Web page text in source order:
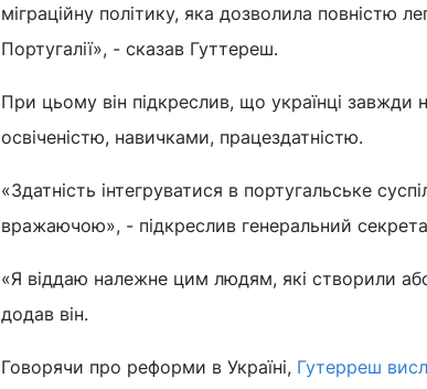
міграційну політику, яка дозволила повністю
Португалії», - сказав Гуттереш.
При цьому він підкреслив, що українці
освіченістю, навичками, працездатністю.
«Здатність інтегруватися в португальське
вражаючою», - підкреслив генеральний
«Я віддаю належне цим людям, які створили
додав він.
Говорячи про реформи в Україні, Гутерреш